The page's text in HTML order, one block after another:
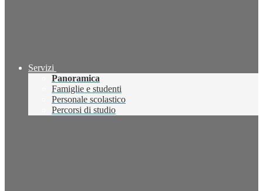
Servizi
Panoramica
Famiglie e studenti
Personale scolastico
Percorsi di studio